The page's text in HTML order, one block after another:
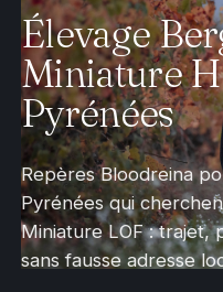
Élevage
Miniature
Pyrénées
Repères Bloodreina
Pyrénées qui
Miniature LOF : trajet,
sans fausse adresse